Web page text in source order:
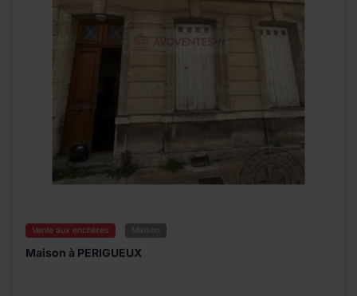
Vente aux enchères Maison
Maison à PERIGUEUX